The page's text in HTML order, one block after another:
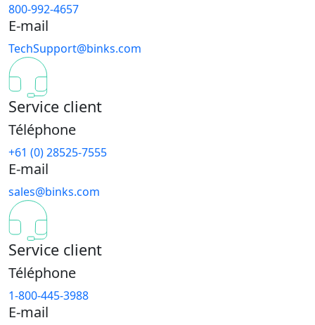
800-992-4657
E-mail
TechSupport@binks.com
Service client
Téléphone
+61 (0) 28525-7555
E-mail
sales@binks.com
Service client
Téléphone
1-800-445-3988
E-mail